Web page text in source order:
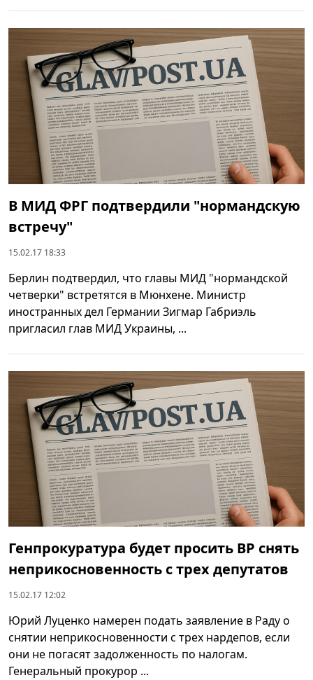
В МИД ФРГ подтвердили "нормандскую
встречу"
15.02.17 18:33
Берлин подтвердил, что главы МИД "нормандской
четверки" встретятся в Мюнхене. Министр
иностранных дел Германии Зигмар Габриэль
пригласил глав МИД Украины, ...
Генпрокуратура будет просить ВР снять
неприкосновенность с трех депутатов
15.02.17 12:02
Юрий Луценко намерен подать заявление в Раду о
снятии неприкосновенности с трех нардепов, если
они не погасят задолженность по налогам.
Генеральный прокурор ...